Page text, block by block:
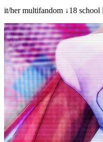
it/her multifandom ↓18